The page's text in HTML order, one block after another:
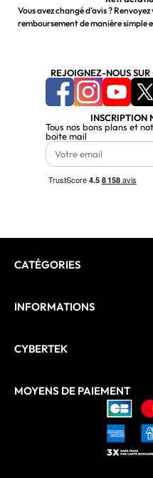
Vous avez changé d’avis ?
remboursement de manière simple
REJOIGNEZ-NOUS SUR
INSCRIPTION
Tous nos bons plans et
boite mail
CATÉGORIES
INFORMATIONS
CYBERTEK
MOYENS DE PAIEMENT